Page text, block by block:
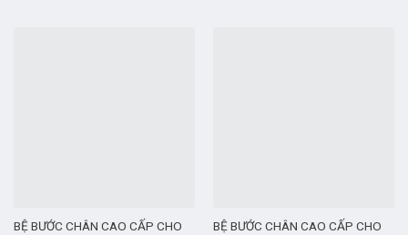
BỆ BƯỚC CHÂN CAO CẤP CHO
BỆ BƯỚC CHÂN CAO CẤP CHO